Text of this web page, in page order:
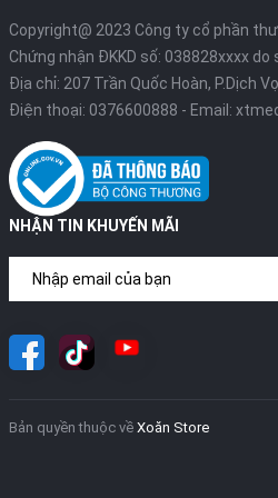
Copyright@ 2023 Công ty cổ phần
Chứng nhận ĐKKD số: 038828xxxx do
Địa chỉ: 207 Trần Quốc Hoàn, P.Dịch
Điện thoại: 0376600888 - Email:
NHẬN TIN KHUYẾN MÃI
Bản quyền thuộc về Xoăn Store